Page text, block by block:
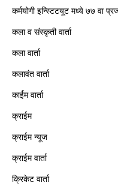
कर्मयोगी इन्स्टिटयूट मध्ये ७७ वा
कला व संस्कृती वार्ता
कला वार्ता
कलावंत वार्ता
कार्ईम वार्ता
क्राईम
क्राईम न्यूज
क्राईम वार्ता
क्रिकेट वार्ता